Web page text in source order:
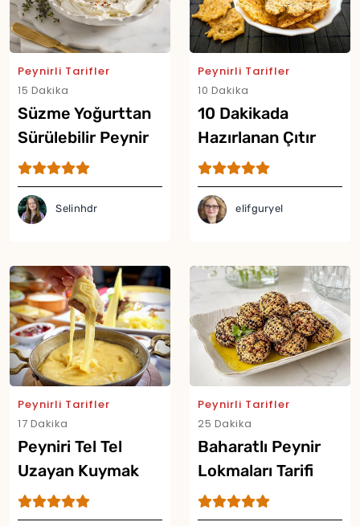
Peynirli Tarifler
15 Dakika
Süzme Yoğurttan
Sürülebilir Peynir
Tarifi
Selinhdr
Peynirli Tarifler
10 Dakika
10 Dakikada
Hazırlanan Çıtır
Peynir Cipsi Tarifi
elifguryel
Peynirli Tarifler
17 Dakika
Peyniri Tel Tel
Uzayan Kuymak
Tarifi
Peynirli Tarifler
25 Dakika
Baharatlı Peynir
Lokmaları Tarifi